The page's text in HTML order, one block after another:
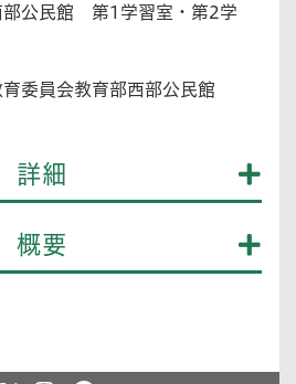
部公民館 第1学習室・第2学
委員会教育部西部公民館
詳細
概要